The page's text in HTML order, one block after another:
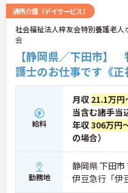
働きやすい環境です。
ご興味をお持ちの方には詳細
トをお伝えしますのでお気軽
通所介護（デイサービス）
社会福祉法人梓友会特別養護老人
会
【静岡県／下田市】
護士のお仕事です《
給料
月収 21.1万円
当含む諸手当
年収306万円
の場合）
勤務地
静岡県 下田市
伊豆急行「伊